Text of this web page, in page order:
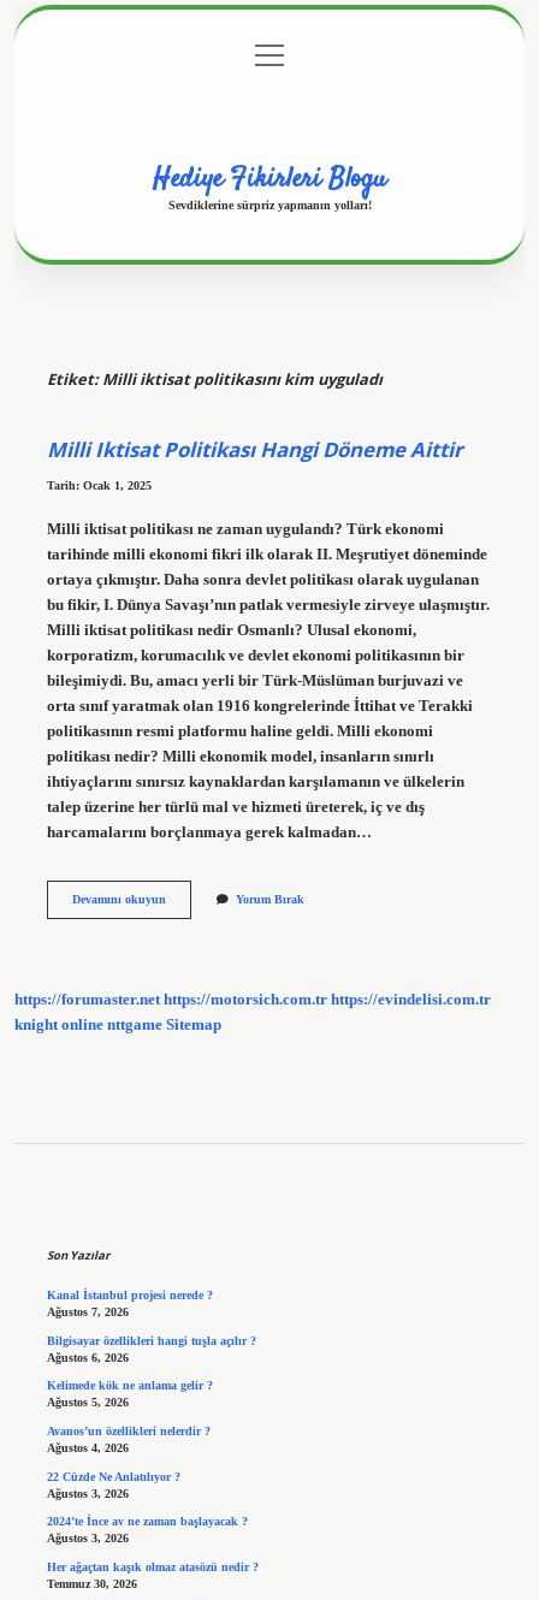
Gizlilik Politikası
menüyü
aç
Hediye Fikirleri Blogu
Sevdiklerine sürpriz yapmanın yolları!
Etiket:Milli iktisat politikasını kim uyguladı
Milli Iktisat Politikası Hangi Döneme Aittir
Tarih: Ocak 1, 2025
Milli iktisat politikası ne zaman uygulandı? Türk ekonomi
tarihinde milli ekonomi fikri ilk olarak II. Meşrutiyet döneminde
ortaya çıkmıştır. Daha sonra devlet politikası olarak uygulanan
bu fikir, I. Dünya Savaşı’nın patlak vermesiyle zirveye ulaşmıştır.
Milli iktisat politikası nedir Osmanlı? Ulusal ekonomi,
korporatizm, korumacılık ve devlet ekonomi politikasının bir
bileşimiydi. Bu, amacı yerli bir Türk-Müslüman burjuvazi ve
orta sınıf yaratmak olan 1916 kongrelerinde İttihat ve Terakki
politikasının resmi platformu haline geldi. Milli ekonomi
politikası nedir? Milli ekonomik model, insanların sınırlı
ihtiyaçlarını sınırsız kaynaklardan karşılamanın ve ülkelerin
talep üzerine her türlü mal ve hizmeti üreterek, iç ve dış
harcamalarını borçlanmaya gerek kalmadan…
Devamını okuyunMilli
Yorum Bırak
https://forumaster.net https://motorsich.com.tr https://evindelisi.com.tr
knight online nttgame Sitemap
Son Yazılar
Kanal İstanbul projesi nerede ?
Ağustos 7, 2026
Bilgisayar özellikleri hangi tuşla açılır ?
Ağustos 6, 2026
Kelimede kök ne anlama gelir ?
Ağustos 5, 2026
Avanos’un özellikleri nelerdir ?
Ağustos 4, 2026
22 Cüzde Ne Anlatılıyor ?
Ağustos 3, 2026
2024’te İnce av ne zaman başlayacak ?
Ağustos 3, 2026
Her ağaçtan kaşık olmaz atasözü nedir ?
Temmuz 30, 2026